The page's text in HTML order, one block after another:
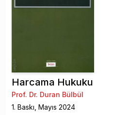
Harcama Hukuku
Prof. Dr. Duran Bülbül
1. Baskı, Mayıs 2024